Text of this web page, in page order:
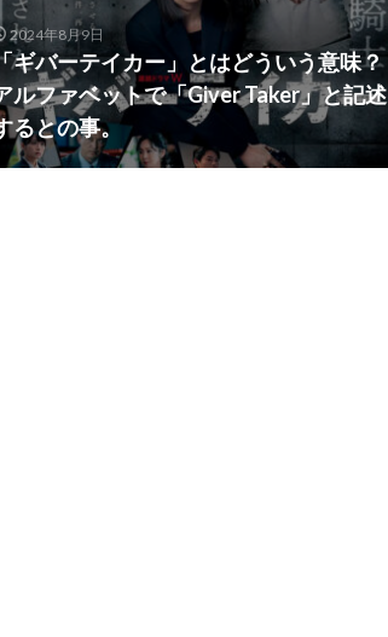
2024年8月9日
ギバーテイカー」とはどういう意味？
ルファベットで「Giver Taker」と記述
るとの事。